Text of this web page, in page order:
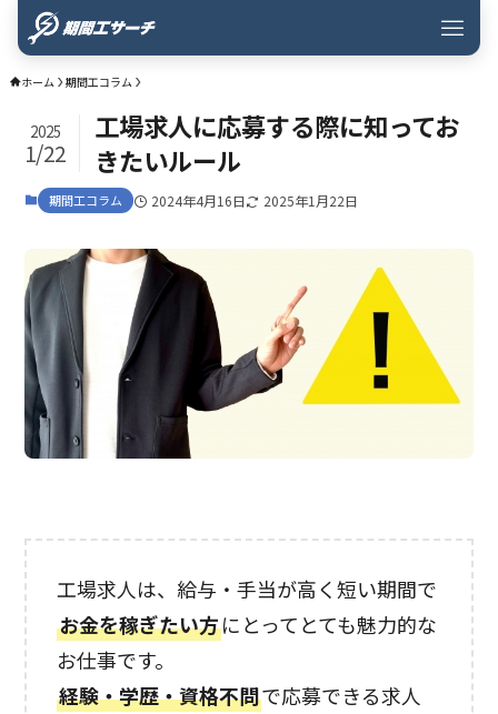
ホーム 期間工コラム
工場求人に応募する際に知ってお
きたいルール
2025
1/22
期間工コラム 2024年4月16日 2025年1月22日
工場求人は、給与・手当が高く短い期間で
お金を稼ぎたい方にとってとても魅力的な
お仕事です。
経験・学歴・資格不問で応募できる求人